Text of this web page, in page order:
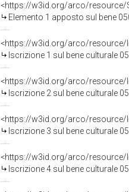
<https://w3id.org/arco/resource/
Elemento 1 apposto sul bene
<https://w3id.org/arco/resource/
Iscrizione 1 sul bene culturale
<https://w3id.org/arco/resource/
Iscrizione 2 sul bene culturale
<https://w3id.org/arco/resource/
Iscrizione 3 sul bene culturale
<https://w3id.org/arco/resource/
Iscrizione 4 sul bene culturale